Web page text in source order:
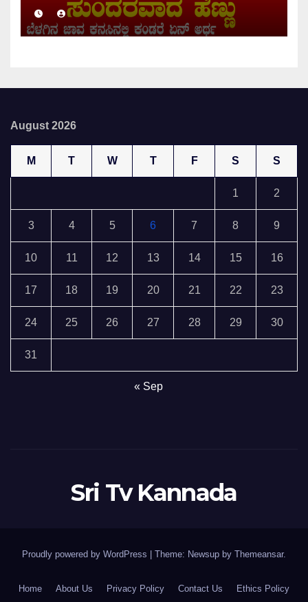
August 2026
M T W T F S S
1 2
3 4 5 6 7 8 9
10 11 12 13 14 15 16
17 18 19 20 21 22 23
24 25 26 27 28 29 30
31
« Sep
Sri Tv Kannada
Proudly powered by WordPress Theme: Newsup by Themeansar.
Home About Us Privacy Policy Contact Us Ethics Policy